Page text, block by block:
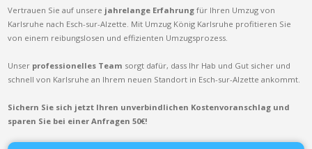
Vertrauen Sie auf unsere jahrelange Erfahrung für Ihren Umzug von
Karlsruhe nach Esch-sur-Alzette. Mit Umzug König Karlsruhe profitieren Sie
von einem reibungslosen und effizienten Umzugsprozess.
Unser professionelles Team sorgt dafür, dass Ihr Hab und Gut sicher und
schnell von Karlsruhe an Ihrem neuen Standort in Esch-sur-Alzette ankommt.
Sichern Sie sich jetzt Ihren unverbindlichen Kostenvoranschlag und
sparen Sie bei einer Anfragen 50€!